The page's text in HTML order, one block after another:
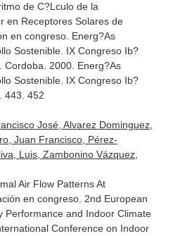
de C?Lculo de la
en Receptores Solares de
en congreso. Energ?As
Sostenible. IX Congreso Ib?
Cordoba. 2000. Energ?As
Sostenible. IX Congreso Ib?
443. 452
José, Alvarez Dominguez,
Juan Francisco, Pérez-
Luis, Zambonino Vázquez,
Air Flow Patterns At
en congreso. 2nd European
Performance and Indoor Climate
Conference on Indoor